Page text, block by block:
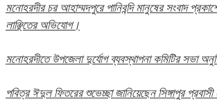
মনোহরদীর চর আহাম্মদপুরে পানিবন্দি মানুষের সংবাদ
লাঞ্ছিতের অভিযোগ।
মনোহরদীতে উপজেলা দুর্যোগ ব্যবস্থাপনা কমিটির সভা
পবিত্র ঈদুল ফিতরের শুভেচ্ছা জানিয়েছেন সিঙ্গাপুর